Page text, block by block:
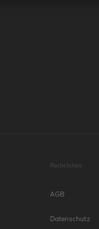
Rechtliches
AGB
Datenschutz